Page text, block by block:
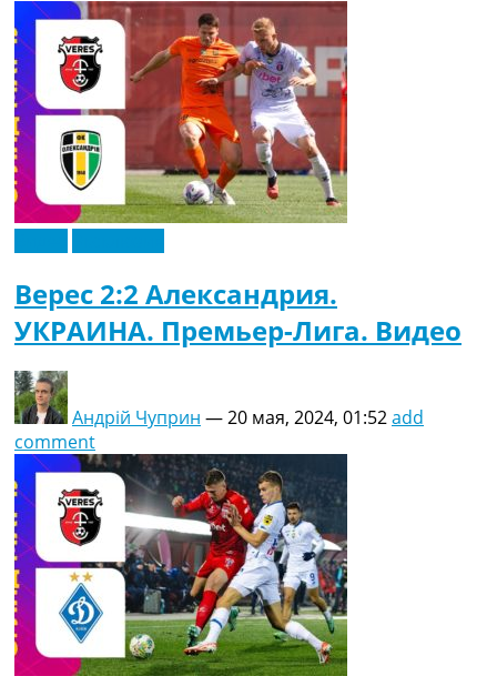
Верес 2:2 Александрия.
УКРАИНА. Премьер-Лига. Видео
Андрій Чуприн —20 мая, 2024, 01:52add
comment